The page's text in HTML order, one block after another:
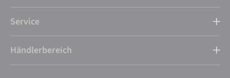
Service
Händlerbereich